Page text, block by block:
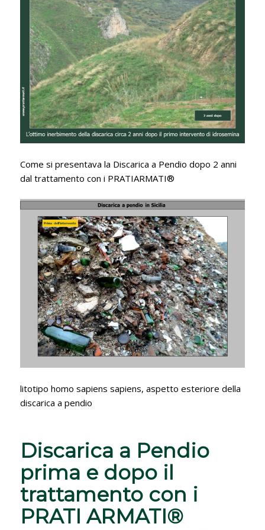
Come si presentava la Discarica a Pendio dopo 2 anni
dal trattamento con i PRATIARMATI®
litotipo homo sapiens sapiens, aspetto esteriore della
discarica a pendio
Discarica a Pendio
prima e dopo il
trattamento con i
PRATI ARMATI®